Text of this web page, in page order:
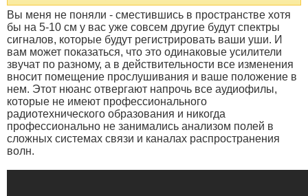
Вы меня не поняли - сместившись в пространстве хотя
бы на 5-10 см у вас уже совсем другие будут спектры
сигналов, которые будут регистрировать ваши уши. И
вам может показаться, что это одинаковые усилители
звучат по разному, а в действительности все изменения
вносит помещение прослушивания и ваше положение в
нем. Этот нюанс отвергают напрочь все аудиофилы,
которые не имеют профессионального
радиотехнического образования и никогда
профессионально не занимались анализом полей в
сложных системах связи и каналах распространения
волн.